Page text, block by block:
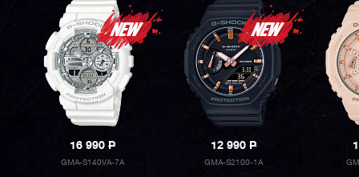
16 990P
GMA-S140VA-7A
12 990P
GMA-S2100-1A